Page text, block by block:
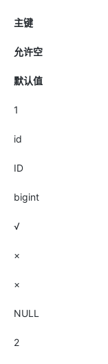
主键
允许空
默认值
1
id
ID
bigint
√
×
×
NULL
2